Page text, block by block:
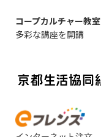
コープカルチャー教室
多彩な講座を開講